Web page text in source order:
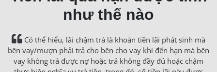
như thế nào
Có thể hiểu, lãi chậm trả là khoản tiền lãi phát sinh mà
bên vay/mượn phải trả cho bên cho vay khi đến hạn mà bên
vay không trả được nợ hoặc trả không đầy đủ hoặc chậm